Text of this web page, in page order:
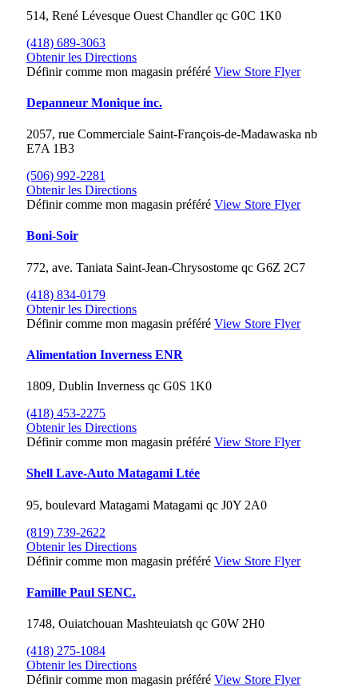
514, René Lévesque Ouest Chandler qc G0C 1K0
(418) 689-3063
Obtenir les Directions
Définir comme mon magasin préféré View Store Flyer
Depanneur Monique inc.
2057, rue Commerciale Saint-François-de-Madawaska nb
E7A 1B3
(506) 992-2281
Obtenir les Directions
Définir comme mon magasin préféré View Store Flyer
Boni-Soir
772, ave. Taniata Saint-Jean-Chrysostome qc G6Z 2C7
(418) 834-0179
Obtenir les Directions
Définir comme mon magasin préféré View Store Flyer
Alimentation Inverness ENR
1809, Dublin Inverness qc G0S 1K0
(418) 453-2275
Obtenir les Directions
Définir comme mon magasin préféré View Store Flyer
Shell Lave-Auto Matagami Ltée
95, boulevard Matagami Matagami qc J0Y 2A0
(819) 739-2622
Obtenir les Directions
Définir comme mon magasin préféré View Store Flyer
Famille Paul SENC.
1748, Ouiatchouan Mashteuiatsh qc G0W 2H0
(418) 275-1084
Obtenir les Directions
Définir comme mon magasin préféré View Store Flyer